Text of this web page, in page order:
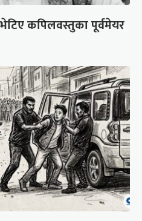
कपिलवस्तुका पूर्वमेयर